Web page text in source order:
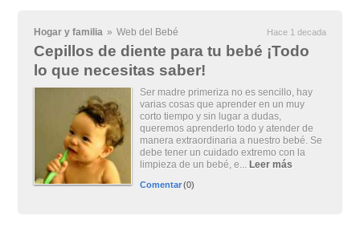
Hogar y familia » Web del Bebé Hace 1 decada
Cepillos de diente para tu bebé ¡Todo
lo que necesitas saber!
Ser madre primeriza no es sencillo, hay
varias cosas que aprender en un muy
corto tiempo y sin lugar a dudas,
queremos aprenderlo todo y atender de
manera extraordinaria a nuestro bebé. Se
debe tener un cuidado extremo con la
limpieza de un bebé, e... Leer más
Comentar(0)